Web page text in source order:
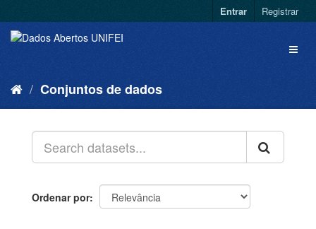
Entrar Registrar
Conjuntos de dados
Ordenar por